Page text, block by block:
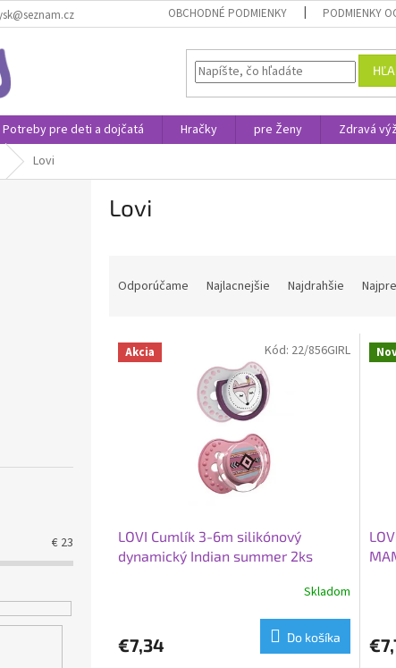
OBCHODNÉ PODMIENKY PODMIENKY
Potreby pre deti a dojčatá Hračky pre Ženy Zdravá
Lovi
€ 23
Lovi
n
Odporúčame Najlacnejšie Najdrahšie
V Akcia
LOVI Cumlík 3-6m silikónový
dynamický Indian summer 2ks
Skladom
€7,34 Do košíka
Kód: 22/856GIRL